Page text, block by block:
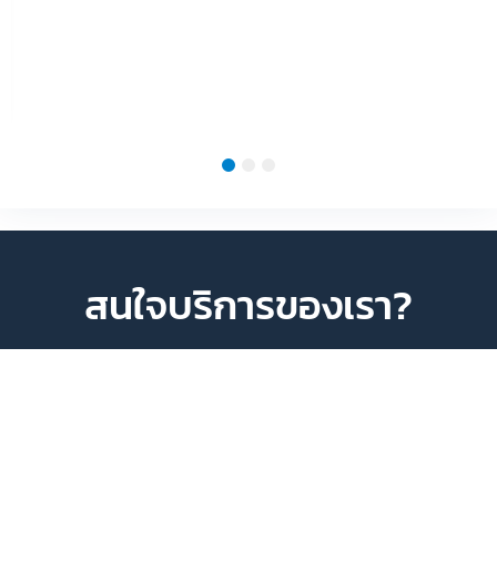
สนใจบริการของเรา?